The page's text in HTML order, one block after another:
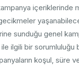
içeriklerinde
sunduğu genel
ilgili bir
koşul, süre